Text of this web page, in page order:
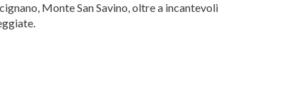
Monte San Savino, oltre a incantevoli